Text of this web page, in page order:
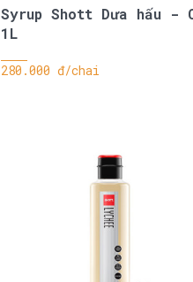
Syrup Shott Dưa hấu -
1L
280.000 đ/chai